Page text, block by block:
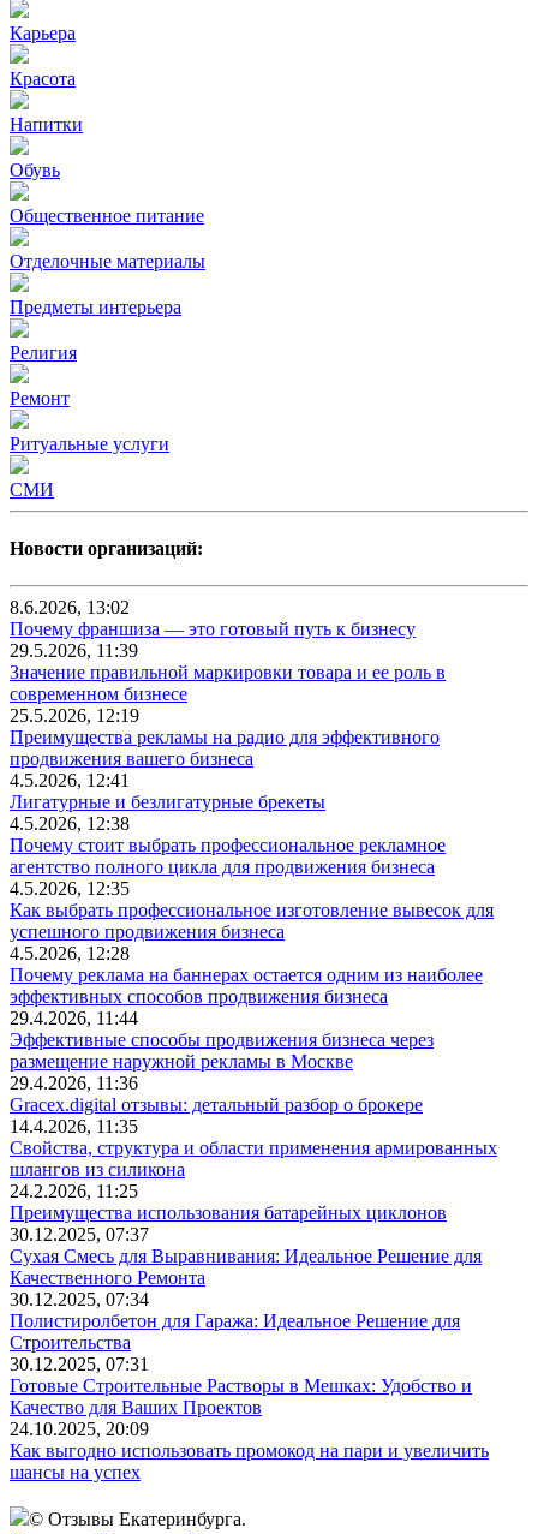
Карьера
Красота
Напитки
Обувь
Общественное питание
Отделочные материалы
Предметы интерьера
Религия
Ремонт
Ритуальные услуги
СМИ
Новости организаций:
8.6.2026, 13:02
Почему франшиза — это готовый путь к бизнесу
29.5.2026, 11:39
Значение правильной маркировки товара и ее роль в
современном бизнесе
25.5.2026, 12:19
Преимущества рекламы на радио для эффективного
продвижения вашего бизнеса
4.5.2026, 12:41
Лигатурные и безлигатурные брекеты
4.5.2026, 12:38
Почему стоит выбрать профессиональное рекламное
агентство полного цикла для продвижения бизнеса
4.5.2026, 12:35
Как выбрать профессиональное изготовление вывесок для
успешного продвижения бизнеса
4.5.2026, 12:28
Почему реклама на баннерах остается одним из наиболее
эффективных способов продвижения бизнеса
29.4.2026, 11:44
Эффективные способы продвижения бизнеса через
размещение наружной рекламы в Москве
29.4.2026, 11:36
Gracex.digital отзывы: детальный разбор о брокере
14.4.2026, 11:35
Свойства, структура и области применения армированных
шлангов из силикона
24.2.2026, 11:25
Преимущества использования батарейных циклонов
30.12.2025, 07:37
Сухая Смесь для Выравнивания: Идеальное Решение для
Качественного Ремонта
30.12.2025, 07:34
Полистиролбетон для Гаража: Идеальное Решение для
Строительства
30.12.2025, 07:31
Готовые Строительные Растворы в Мешках: Удобство и
Качество для Ваших Проектов
24.10.2025, 20:09
Как выгодно использовать промокод на пари и увеличить
шансы на успех
© Отзывы Екатеринбурга.